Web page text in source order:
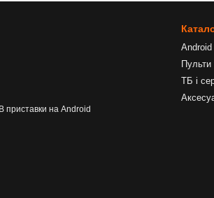
на Android
Пульти
ТБ і